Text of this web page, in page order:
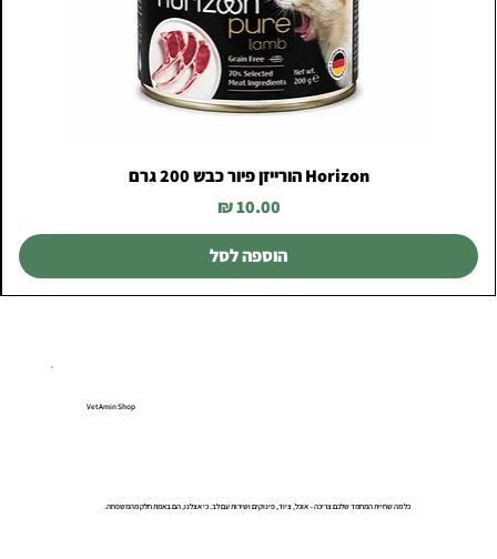
Horizon הורייזן פיור כבש 200 גרם
מחיר
הוספה לסל
VetAmin Shop
כל מה שחיית המחמד שלכם צריכה – אוכל, ציוד, פינוקים ושירות עם לב. כי אצלנו, הם באמת חלק מהמשפחה.